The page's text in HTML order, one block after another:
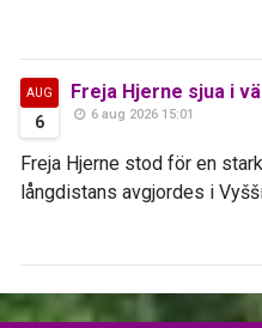
AUG
6
Freja Hjerne sjua i
6 aug 2026 15:01
Freja Hjerne stod för en
långdistans avgjordes i